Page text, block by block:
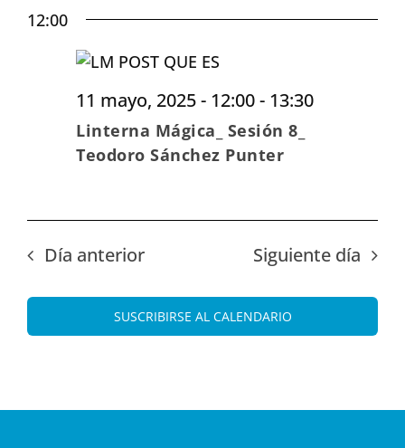
12:00
11 mayo, 2025 - 12:00- 13:30
Linterna Mágica_ Sesión 8_
Teodoro Sánchez Punter
Día anterior Siguiente día
SUSCRIBIRSE AL CALENDARIO